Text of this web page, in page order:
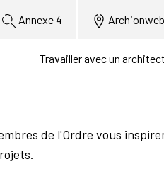
Annexe 4
Travailler avec un
de l'Ordre vous